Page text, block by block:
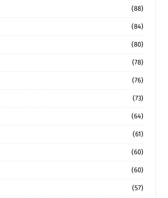
(88)
(84)
(80)
(78)
(76)
(73)
(64)
(61)
(60)
(60)
(57)